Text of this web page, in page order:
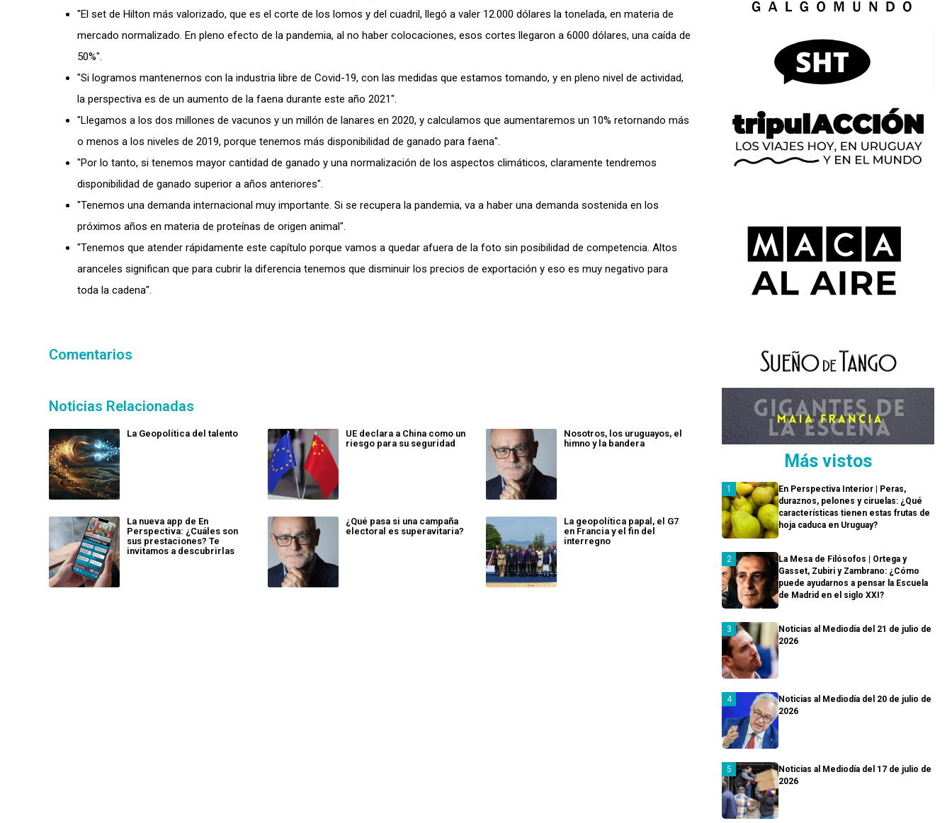
"El set de Hilton más valorizado, que es el corte de los lomos y del cuadril, llegó a valer 12.000 dólares la tonelada, en materia de
mercado normalizado. En pleno efecto de la pandemia, al no haber colocaciones, esos cortes llegaron a 6000 dólares, una caída de
50%".
"Si logramos mantenernos con la industria libre de Covid-19, con las medidas que estamos tomando, y en pleno nivel de actividad,
la perspectiva es de un aumento de la faena durante este año 2021″.
"Llegamos a los dos millones de vacunos y un millón de lanares en 2020, y calculamos que aumentaremos un 10% retornando más
o menos a los niveles de 2019, porque tenemos más disponibilidad de ganado para faena".
"Por lo tanto, si tenemos mayor cantidad de ganado y una normalización de los aspectos climáticos, claramente tendremos
disponibilidad de ganado superior a años anteriores".
"Tenemos una demanda internacional muy importante. Si se recupera la pandemia, va a haber una demanda sostenida en los
próximos años en materia de proteínas de origen animal".
"Tenemos que atender rápidamente este capítulo porque vamos a quedar afuera de la foto sin posibilidad de competencia. Altos
aranceles significan que para cubrir la diferencia tenemos que disminuir los precios de exportación y eso es muy negativo para
toda la cadena".
Comentarios
Noticias Relacionadas
La Geopolítica del talento
UE declara a China como un
riesgo para su seguridad
Nosotros, los uruguayos, el
himno y la bandera
La nueva app de En
Perspectiva: ¿Cuáles son
sus prestaciones? Te
invitamos a descubrirlas
¿Qué pasa si una campaña
electoral es superavitaria?
La geopolítica papal, el G7
en Francia y el fin del
interregno
Más vistos
En Perspectiva Interior | Peras,
duraznos, pelones y ciruelas: ¿Qué
características tienen estas frutas de
hoja caduca en Uruguay?
La Mesa de Filósofos | Ortega y
Gasset, Zubiri y Zambrano: ¿Cómo
puede ayudarnos a pensar la Escuela
de Madrid en el siglo XXI?
Noticias al Mediodía del 21 de julio de
2026
Noticias al Mediodía del 20 de julio de
2026
Noticias al Mediodía del 17 de julio de
2026